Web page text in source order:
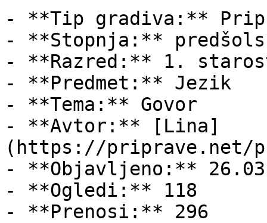
- **Tip gradiva:**
- **Stopnja:**
- **Razred:** 1.
- **Predmet:** Jezik
- **Tema:** Govor
- **Avtor:** [Lina]
(https://
- **Objavljeno:**
- **Ogledi:** 118
- **Prenosi:** 296